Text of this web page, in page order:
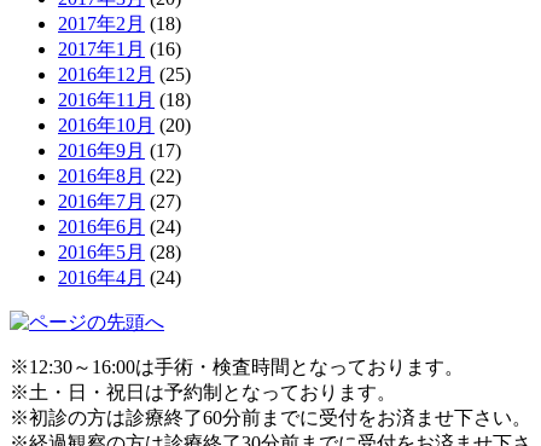
2017年2月 (18)
2017年1月 (16)
2016年12月 (25)
2016年11月 (18)
2016年10月 (20)
2016年9月 (17)
2016年8月 (22)
2016年7月 (27)
2016年6月 (24)
2016年5月 (28)
2016年4月 (24)
※12:30～16:00は手術・検査時間となっております。
※土・日・祝日は予約制となっております。
※初診の方は診療終了60分前までに受付をお済ませ下さい。